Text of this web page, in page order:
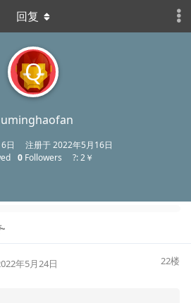
Q
日 注册于2022年5月16日
0 Followers ?: 2￥
回复
年5月24日 22楼